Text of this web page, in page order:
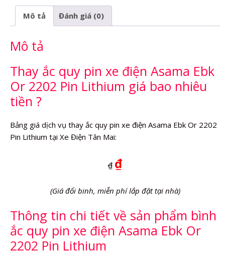
Mô tả Đánh giá (0)
Mô tả
Thay ắc quy pin xe điện Asama Ebk
Or 2202 Pin Lithium giá bao nhiêu
tiền ?
Bảng giá dịch vụ thay ắc quy pin xe điện Asama Ebk Or 2202
Pin Lithium tại Xe Điện Tân Mai:
₫ ₫
(Giá đổi binh, miễn phí lắp đặt tại nhà)
Thông tin chi tiết về sản phẩm bình
ắc quy pin xe điện Asama Ebk Or
2202 Pin Lithium